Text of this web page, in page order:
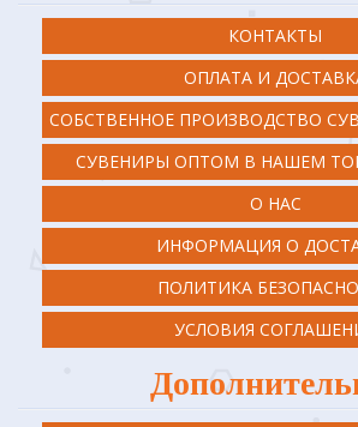
КОНТАКТЫ
ОПЛАТА И
СОБСТВЕННОЕ ПРОИЗВОДСТВО
СУВЕНИРЫ ОПТОМ В НАШЕМ
О НАС
ИНФОРМАЦИЯ О
ПОЛИТИКА
УСЛОВИЯ